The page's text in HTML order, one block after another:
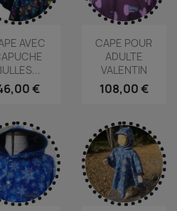
AVEC
€
CAPE POUR
ADULTE
VALENTIN
108,00 €